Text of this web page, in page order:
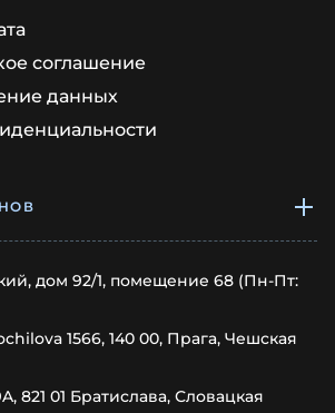
соглашение
данных
дом 92/1, помещение 68 (Пн-Пт:
1566, 140 00, Прага, Чешская
821 01 Братислава, Словацкая